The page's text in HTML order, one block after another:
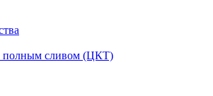
полным сливом (ЦКТ)